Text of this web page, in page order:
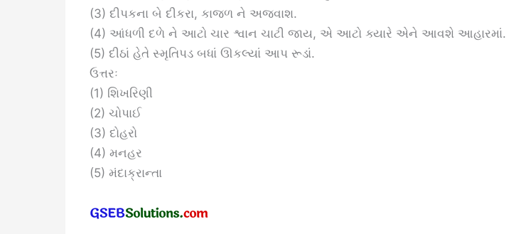
(3) દીપકના બે દીકરા, કાજળ ને અજવાશ.
(4) આંધળી દળે ને આટો ચાર શ્વાન ચાટી જાય, એ આટો ક્યારે એને આવશે આહારમાં.
(5) દીઠાં હેતે સ્મૃતિપડ બધાં ઊકલ્યાં આપ રૂડાં.
ઉત્તરઃ
(1) શિખરિણી
(2) ચોપાઈ
(3) દોહરો
(4) મનહર
(5) મંદાક્રાન્તા